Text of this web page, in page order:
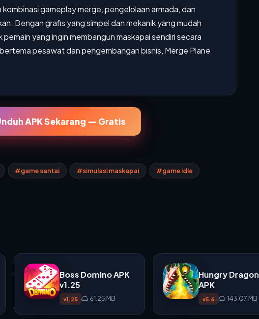
gameplay merge, pengelolaan armada, dan
Dengan grafis yang simpel dan mekanik yang mudah
yang ingin membangun maskapai sendiri secara
pesawat dan pengembangan bisnis, Merge Plane
APK Sekarang — Gratis
#game santai #simulasi maskapai #game idle
Boss Domino APK
v1.25
v1.25 61.25 MB
Hungry Dragon
APK
v5.6 143.07 MB